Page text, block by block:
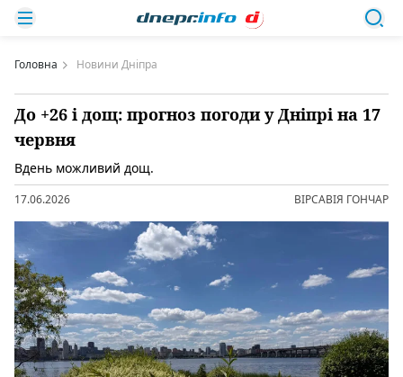
Головна Новини Дніпра
До +26 і дощ: прогноз погоди у Дніпрі на 17
червня
Вдень можливий дощ.
17.06.2026 ВІРСАВІЯ ГОНЧАР